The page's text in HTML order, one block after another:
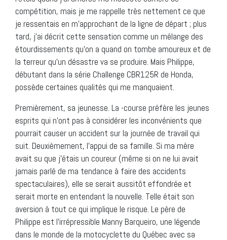
compétition, mais je me rappelle très nettement ce que
je ressentais en m’approchant de la ligne de départ ; plus
tard, j’ai décrit cette sensation comme un mélange des
étourdissements qu’on a quand on tombe amoureux et de
la terreur qu’un désastre va se produire. Mais Philippe,
débutant dans la série Challenge CBR125R de Honda,
possède certaines qualités qui me manquaient.
Premièrement, sa jeunesse. La -course préfère les jeunes
esprits qui n’ont pas à considérer les inconvénients que
pourrait causer un accident sur la journée de travail qui
suit. Deuxièmement, l’appui de sa famille. Si ma mère
avait su que j’étais un coureur (même si on ne lui avait
jamais parlé de ma tendance à faire des accidents
spectaculaires), elle se serait aussitôt effondrée et
serait morte en entendant la nouvelle. Telle était son
aversion à tout ce qui implique le risque. Le père de
Philippe est l’irrépressible Manny Barqueiro, une légende
dans le monde de la motocyclette du Québec avec sa